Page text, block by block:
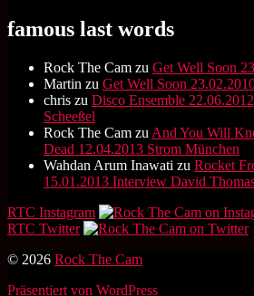
famous last words
Rock The Cam zu Get Well Soon
Martin zu Get Well Soon
chris zu Disco Ensemble
Scheeßel
Rock The Cam zu And You Will
Dead 12.04.2013 Strom München
Wahdan Arum Inawati zu Rocket
15.01.2013 Interview David
RTC Instagram
RTC Twitter
© 2026 Rock The Cam
Präsentiert von WordPress